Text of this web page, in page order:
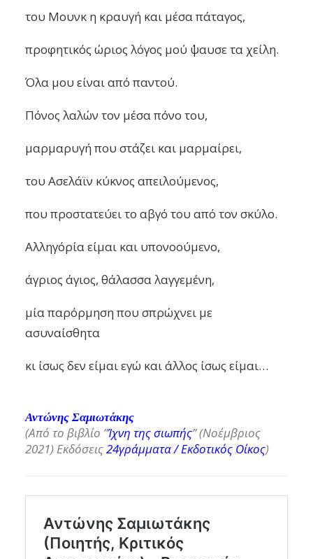
του Μουνκ η κραυγή και μέσα πάταγος,
προφητικός ώριος λόγος μού ΄ψαυσε τα χείλη.
Όλα μου είναι από παντού.
Πόνος λαλών τον μέσα πόνο του,
μαρμαρυγή που στάζει και μαρμαίρει,
του Ασελάϊν κύκνος απειλούμενος,
που προστατεύει το αβγό του από τον σκύλο.
Αλληγόρία είμαι και υπονοούμενο,
άγριος άγιος, θάλασσα λαγγεμένη,
μία παρόρμηση που σπρώχνει με
ασυναίσθητα
κι ίσως δεν είμαι εγώ και άλλος ίσως είμαι…
Αντώνης Σαμιωτάκης
(Από το βιβλίο ”Ίχνη της σιωπής” (Νοέμβριος
2021) Εκδόσεις24γράμματα / Εκδoτικός Οίκος)